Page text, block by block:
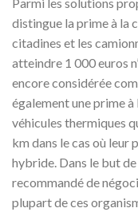
distingue la prime à la
citadines et les
atteindre 1 000 euros
encore considérée
également une prime
véhicules thermiques
km dans le cas où leur
hybride. Dans le but
recommandé de
plupart de ces